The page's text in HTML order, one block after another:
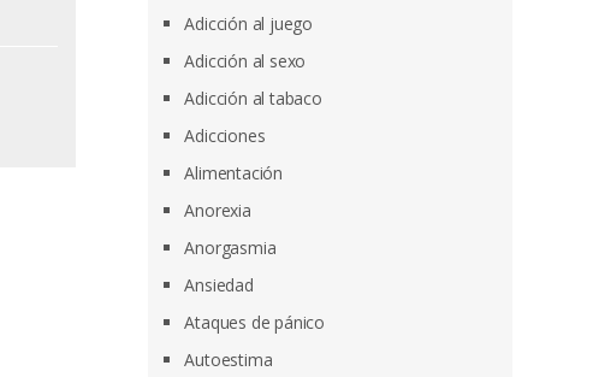
Adicción al juego
Adicción al sexo
Adicción al tabaco
Adicciones
Alimentación
Anorexia
Anorgasmia
Ansiedad
Ataques de pánico
Autoestima